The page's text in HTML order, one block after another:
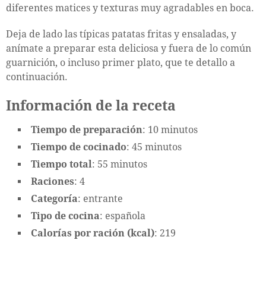
diferentes matices y texturas muy agradables en boca.
Deja de lado las típicas patatas fritas y ensaladas, y
anímate a preparar esta deliciosa y fuera de lo común
guarnición, o incluso primer plato, que te detallo a
continuación.
Información de la receta
Tiempo de preparación: 10 minutos
Tiempo de cocinado: 45 minutos
Tiempo total : 55 minutos
Raciones: 4
Categoría: entrante
Tipo de cocina: española
Calorías por ración (kcal): 219